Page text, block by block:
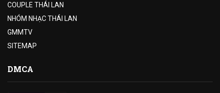
COUPLE THÁI LAN
NHÓM NHẠC THÁI LAN
GMMTV
SITEMAP
DMCA